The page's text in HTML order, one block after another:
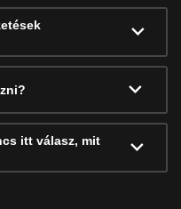
itt válasz, mit